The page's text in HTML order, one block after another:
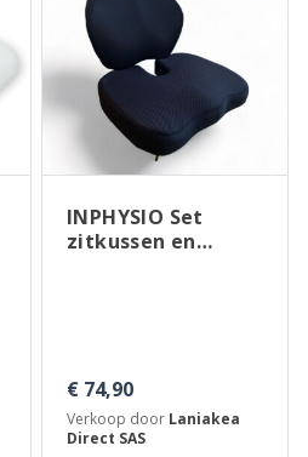
INPHYSIO Set
zitkussen en
€ 74,90
Verkoop door Laniakea
Direct SAS